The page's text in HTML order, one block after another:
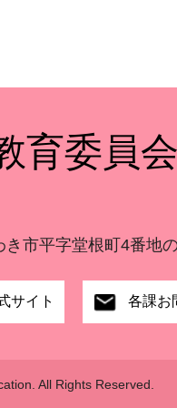
育委員会
き市平字堂根町4番地
サイト 各課お
All Rights Reserved.